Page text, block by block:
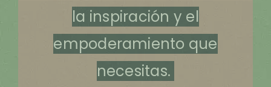
la inspiración y el
empoderamiento que
necesitas.